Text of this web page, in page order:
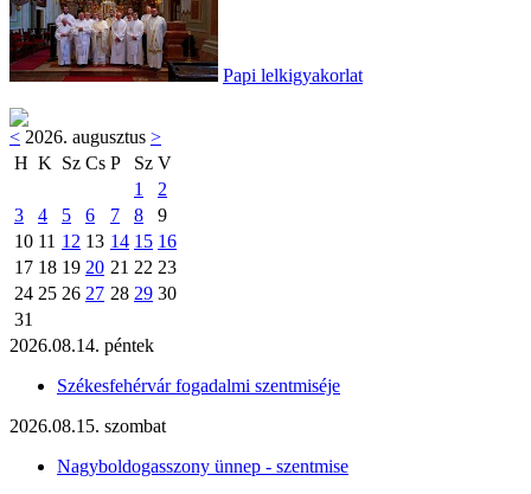
Papi lelkigyakorlat
< 2026. augusztus >
H K Sz Cs P Sz V
1
2
3
4 5 6 7 8
9
10 11 12 13 14 15 16
17 18 19 20 21 22 23
24 25 26 27 28 29 30
31
2026.08.14. péntek
Székesfehérvár fogadalmi szentmiséje
2026.08.15. szombat
Nagyboldogasszony ünnep - szentmise